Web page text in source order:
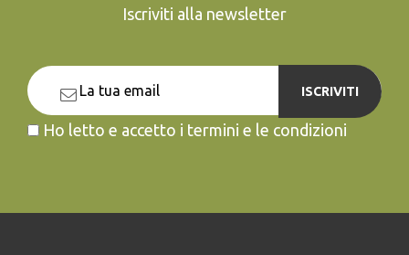
Iscriviti alla newsletter
ISCRIVITI
Ho letto e accetto i termini e le condizioni